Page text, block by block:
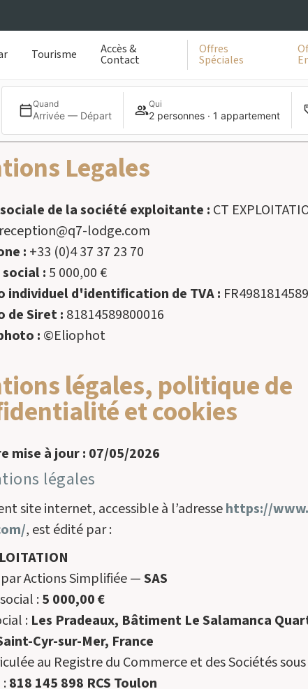
Tourisme Accès &
Contact
Offres
Spéciales
Quand
Arrivée — Départ
Qui
2 personnes · 1 appartement
Legales
de la société exploitante : CT
reception@q7-lodge.com
: +33 (0)4 37 37 23 70
: 5 000,00 €
individuel d'identification de TVA :
de Siret : 81814589800016
: ©Eliophot
légales, politique de
et cookies
mise à jour : 07/05/2026
légales
site internet, accessible à l’adressehttps://
, est édité par :
Actions Simplifiée —SAS
:5 000,00 €
: Les Pradeaux, Bâtiment Le Salamanca
Cyr-sur-Mer, France
au Registre du Commerce et des Sociétés
818 145 898 RCS Toulon